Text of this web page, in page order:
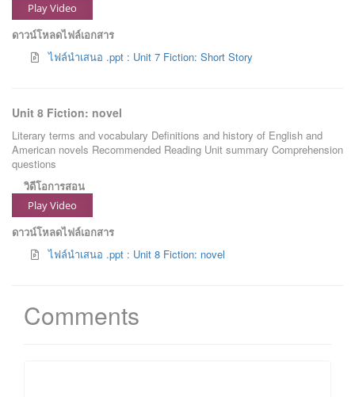
Play Video
ดาวน์โหลดไฟล์เอกสาร
ไฟล์นำเสนอ .ppt : Unit 7 Fiction: Short Story
Unit 8 Fiction: novel
Literary terms and vocabulary Definitions and history of English and
American novels Recommended Reading Unit summary Comprehension
questions
วิดีโอการสอน
Play Video
ดาวน์โหลดไฟล์เอกสาร
ไฟล์นำเสนอ .ppt : Unit 8 Fiction: novel
Comments